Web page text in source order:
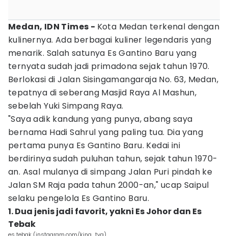
Medan, IDN Times - Kota Medan terkenal dengan
kulinernya. Ada berbagai kuliner legendaris yang
menarik. Salah satunya Es Gantino Baru yang
ternyata sudah jadi primadona sejak tahun 1970.
Berlokasi di Jalan Sisingamangaraja No. 63, Medan,
tepatnya di seberang Masjid Raya Al Mashun,
sebelah Yuki Simpang Raya.
"Saya adik kandung yang punya, abang saya
bernama Hadi Sahrul yang paling tua. Dia yang
pertama punya Es Gantino Baru. Kedai ini
berdirinya sudah puluhan tahun, sejak tahun 1970-
an. Asal mulanya di simpang Jalan Puri pindah ke
Jalan SM Raja pada tahun 2000-an," ucap Saipul
selaku pengelola Es Gantino Baru.
1. Dua jenis jadi favorit, yakni Es Johor dan Es
Tebak